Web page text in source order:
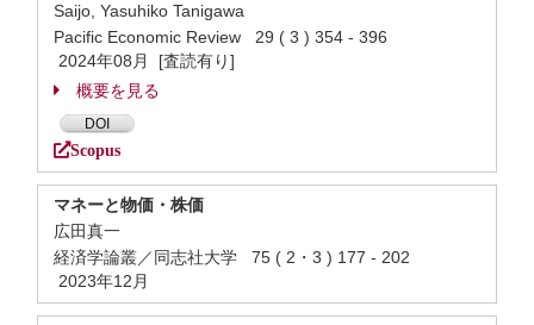
Saijo, Yasuhiko Tanigawa
Pacific Economic Review 29 ( 3 ) 354 - 396
2024年08月 [査読有り]
概要を見る
DOI
Scopus
マネーと物価・株価
広田真一
経済学論叢／同志社大学 75 ( 2・3 ) 177 - 202
2023年12月